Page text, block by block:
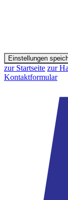
Einstellungen
zur Startseite zur
Kontaktformular